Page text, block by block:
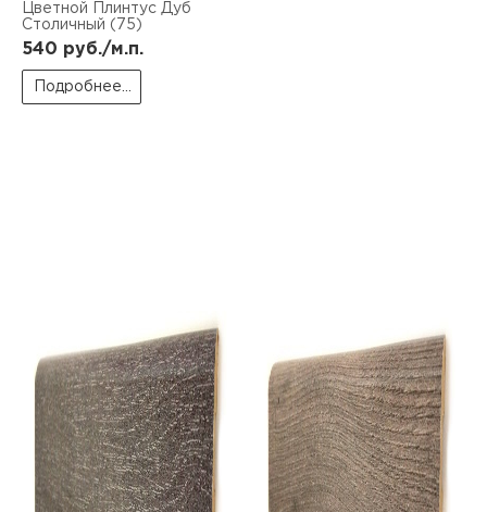
Цветной Плинтус Дуб
Столичный (75)
540 руб./м.п.
Подробнее...